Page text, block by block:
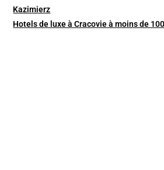
Kazimierz
Hotels de luxe à Cracovie à moins de